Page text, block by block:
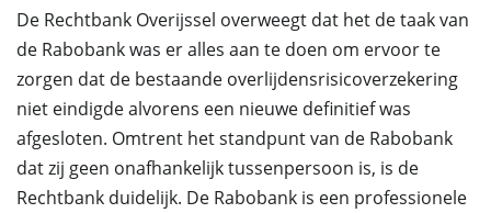
De Rechtbank Overijssel overweegt dat het de taak van
de Rabobank was er alles aan te doen om ervoor te
zorgen dat de bestaande overlijdensrisicoverzekering
niet eindigde alvorens een nieuwe definitief was
afgesloten. Omtrent het standpunt van de Rabobank
dat zij geen onafhankelijk tussenpersoon is, is de
Rechtbank duidelijk. De Rabobank is een professionele